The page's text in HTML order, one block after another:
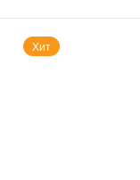
Хит